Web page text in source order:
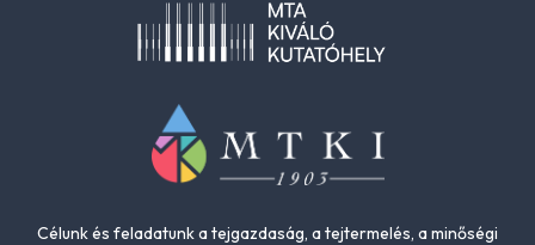
Célunk és feladatunk a tejgazdaság, a tejtermelés, a minőségi